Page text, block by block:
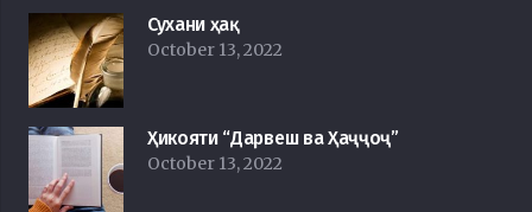
Сухани ҳақ
October 13, 2022
Ҳикояти “Дарвеш ва Ҳаҷҷоҷ”
October 13, 2022